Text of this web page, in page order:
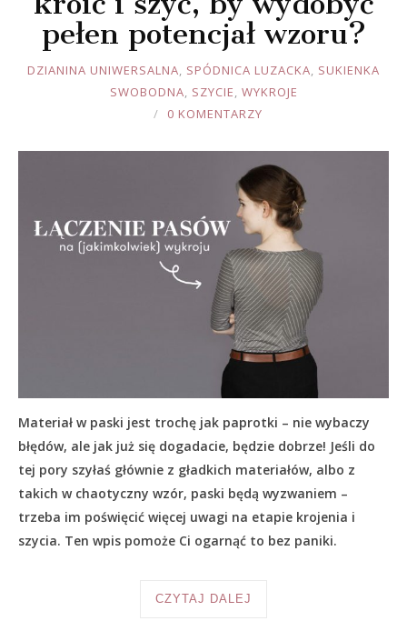
pełen potencjał wzoru?
JOULE
DZIANINA UNIWERSALNA, SPÓDNICA LUZACKA, SUKIENKA
SWOBODNA, SZYCIE, WYKROJE
0 KOMENTARZY
Materiał w paski jest trochę jak paprotki – nie wybaczy
błędów, ale jak już się dogadacie, będzie dobrze! Jeśli do
tej pory szyłaś głównie z gładkich materiałów, albo z
takich w chaotyczny wzór, paski będą wyzwaniem –
trzeba im poświęcić więcej uwagi na etapie krojenia i
szycia. Ten wpis pomoże Ci ogarnąć to bez paniki.
CZYTAJ DALEJ